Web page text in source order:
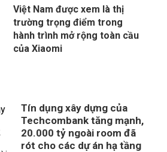
Việt Nam được xem là thị
trường trọng điểm trong
hành trình mở rộng toàn cầu
của Xiaomi
Tín dụng xây dựng của
Techcombank tăng mạnh,
20.000 tỷ ngoài room đã
rót cho các dự án hạ tầng